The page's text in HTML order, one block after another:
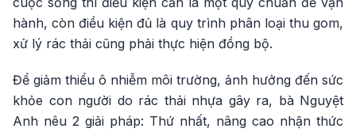
hành, còn điều kiện đủ là quy trình phân loại thu gom,
xử lý rác thải cũng phải thực hiện đồng bộ.
Để giảm thiểu ô nhiễm môi trường, ảnh hưởng đến sức
khỏe con người do rác thải nhựa gây ra, bà Nguyệt
Anh nêu 2 giải pháp: Thứ nhất, nâng cao nhận thức